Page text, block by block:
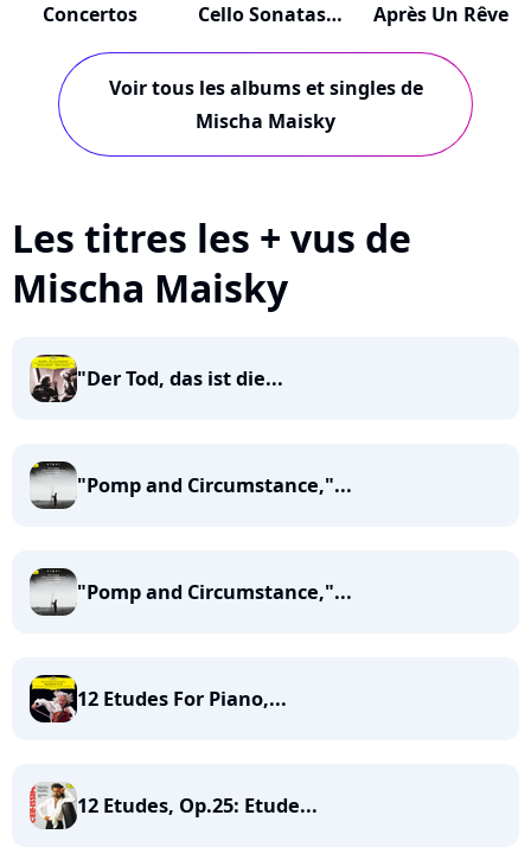
Concertos
Cello Sonatas;
Après Un Rêve
Voir tous les albums et singles de
Mischa Maisky
Les titres les + vus de
Mischa Maisky
"Der Tod, das ist die...
"Pomp and Circumstance,"...
"Pomp and Circumstance,"...
12 Etudes For Piano,...
12 Etudes, Op.25: Etude...